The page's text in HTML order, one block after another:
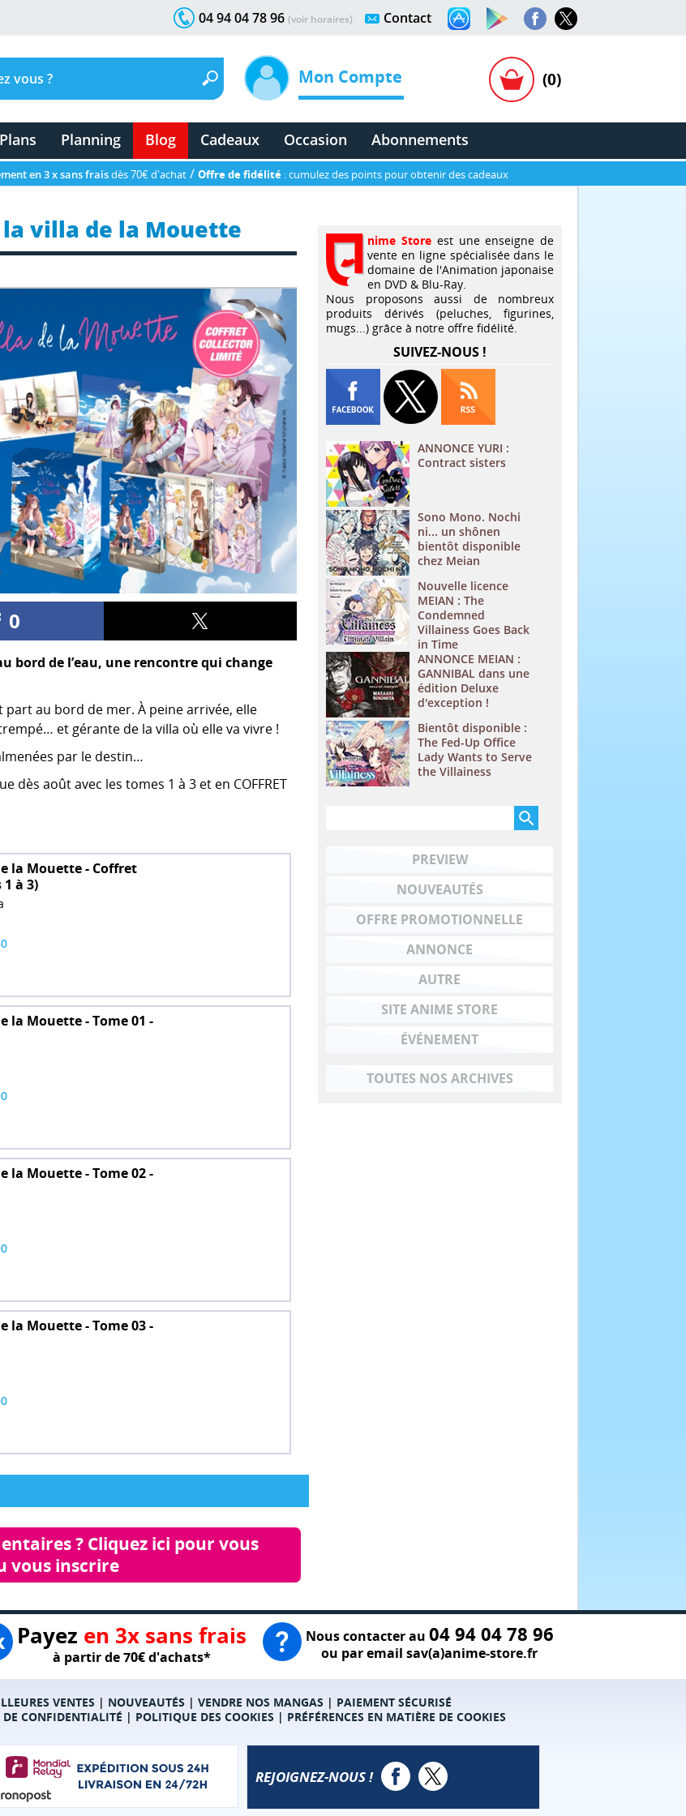
Contact
04 94 04 78 96 (voir horaires)
Mon Compte (0)
Planning Blog Cadeaux Occasion Abonnements
en 3 x sans fraisdès 70€ d'achat / Offre de fidélité : cumulez des points pour obtenir des cadeaux
la villa de la Mouette
0
bord de l’eau, une rencontre qui change
au bord de mer. À peine arrivée, elle
et gérante de la villa où elle va vivre !
par le destin…
dès août avec les tomes 1 à 3 et en COFFRET
la Mouette - Coffret
à 3)
la Mouette - Tome 01 -
la Mouette - Tome 02 -
la Mouette - Tome 03 -
? Cliquez ici pour vous
vous inscrire
nime Store est une enseigne de
vente en ligne spécialisée dans le
domaine de l'Animation japonaise
en DVD & Blu-Ray.
Nous proposons aussi de nombreux
produits dérivés (peluches, figurines,
mugs...) grâce à notre offre fidélité.
SUIVEZ-NOUS !
ANNONCE YURI :
Contract sisters
Sono Mono. Nochi
ni... un shônen
bientôt disponible
chez Meian
Nouvelle licence
MEIAN : The
Condemned
Villainess Goes Back
in Time
ANNONCE MEIAN :
GANNIBAL dans une
édition Deluxe
d'exception !
Bientôt disponible :
The Fed-Up Office
Lady Wants to Serve
the Villainess
PREVIEW
NOUVEAUTÉS
OFFRE PROMOTIONNELLE
ANNONCE
AUTRE
SITE ANIME STORE
ÉVÉNEMENT
TOUTES NOS ARCHIVES
Payez en 3x sans frais
à partir de 70€ d'achats*
Nous contacter au 04 94 04 78 96
ou par email sav(a)anime-store.fr
VENTES | NOUVEAUTÉS | VENDRE NOS MANGAS | PAIEMENT SÉCURISÉ
CONFIDENTIALITÉ | POLITIQUE DES COOKIES | PRÉFÉRENCES EN MATIÈRE DE COOKIES
REJOIGNEZ-NOUS !